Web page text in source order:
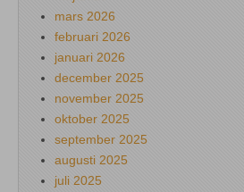
mars 2026
februari 2026
januari 2026
december 2025
november 2025
oktober 2025
september 2025
augusti 2025
juli 2025